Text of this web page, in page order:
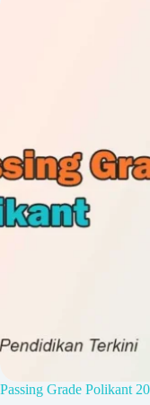
Passing Grade Polikant